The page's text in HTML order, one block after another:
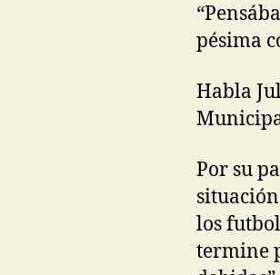
pésima
Habla
Por su
los
termine